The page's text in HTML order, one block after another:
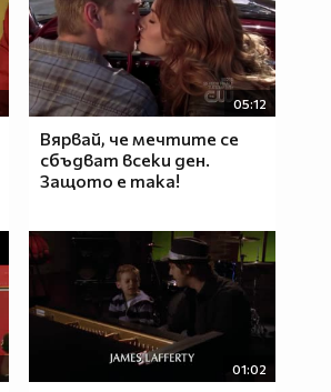
05:12
Вярвай, че мечтите се
сбъдват всеки ден.
Защото е така!
01:02